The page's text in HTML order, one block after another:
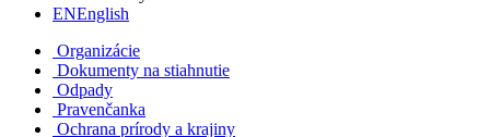
ENEnglish
Organizácie
Dokumenty na stiahnutie
Odpady
Pravenčanka
Ochrana prírody a krajiny